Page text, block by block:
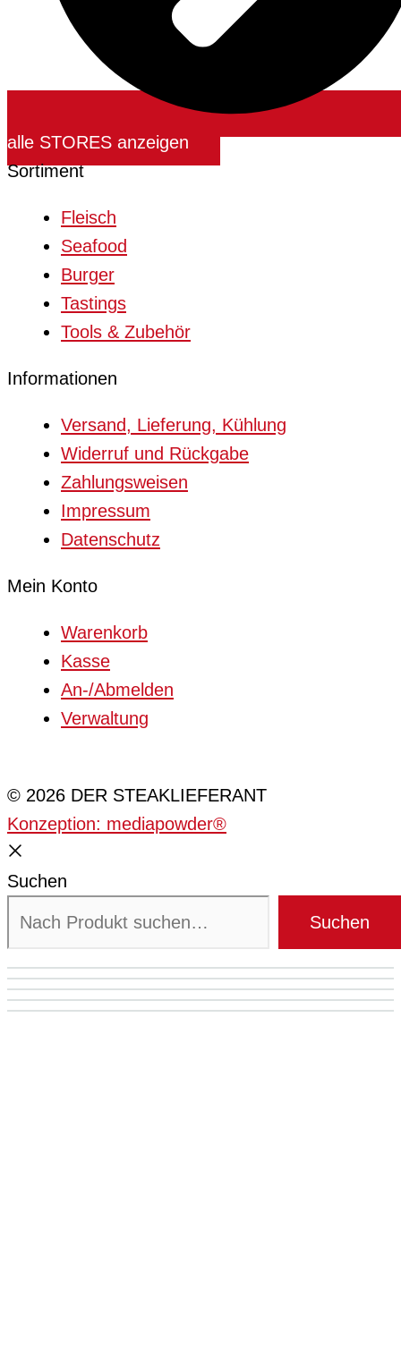
alle STORES anzeigen
Sortiment
Fleisch
Seafood
Burger
Tastings
Tools & Zubehör
Informationen
Versand, Lieferung, Kühlung
Widerruf und Rückgabe
Zahlungsweisen
Impressum
Datenschutz
Mein Konto
Warenkorb
Kasse
An-/Abmelden
Verwaltung
© 2026 DER STEAKLIEFERANT
Konzeption: mediapowder®
Suchen
Suchen